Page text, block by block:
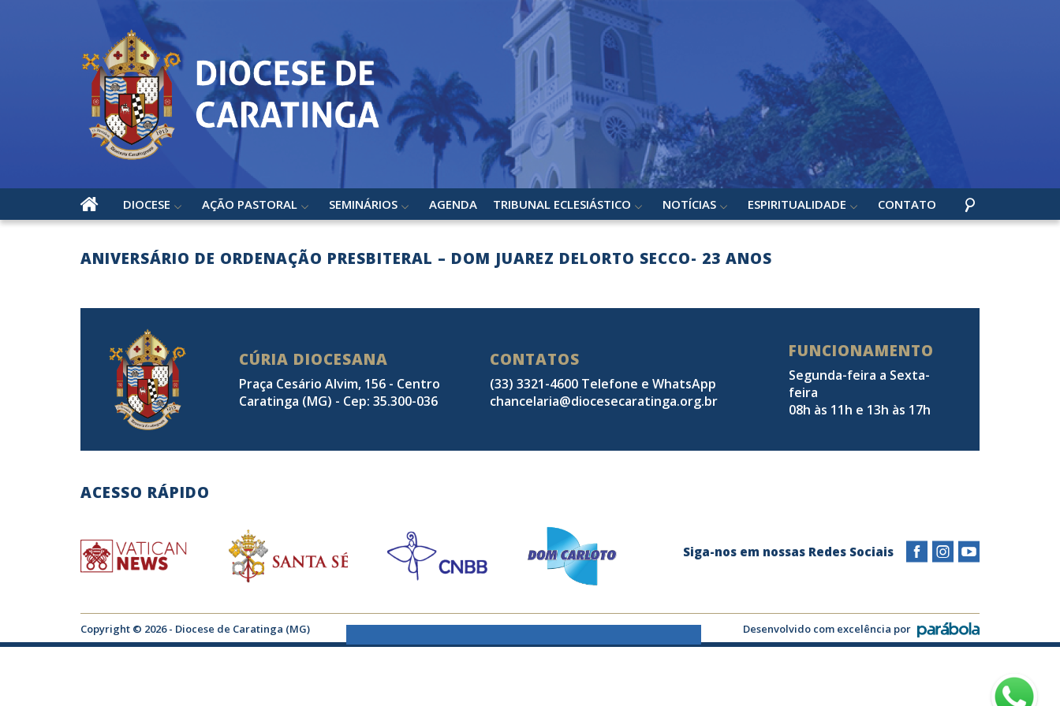
DIOCESE AÇÃO PASTORAL SEMINÁRIOS AGENDA TRIBUNAL ECLESIÁSTICO NOTÍCIAS ESPIRITUALIDADE CONTATO
ANIVERSÁRIO DE ORDENAÇÃO PRESBITERAL – DOM JUAREZ DELORTO SECCO- 23 ANOS
CÚRIA DIOCESANA
Praça Cesário Alvim, 156 - Centro
Caratinga (MG) - Cep: 35.300-036
CONTATOS
(33) 3321-4600 Telefone e WhatsApp
chancelaria@diocesecaratinga.org.br
FUNCIONAMENTO
Segunda-feira a Sexta-
feira
08h às 11h e 13h às 17h
ACESSO RÁPIDO
Siga-nos em nossas Redes Sociais
Copyright © 2026 - Diocese de Caratinga (MG) Desenvolvido com excelência por